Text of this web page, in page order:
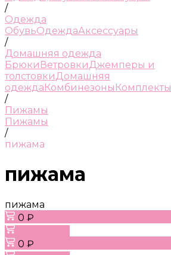
/
Одежда
ОбувьОдеждаАксессуары
/
Домашняя одежда
Брюки ВетровкиДжемперы и
толстовкиДомашняя
одеждаКомбинезоны Комплекты
/
Пижамы
Пижамы
/
пижама
пижама
пижама
0 ₽
0 ₽